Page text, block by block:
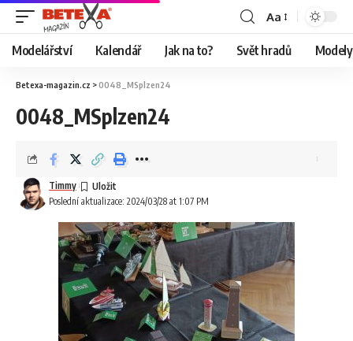
Aa
Modelářství Kalendář Jak na to? Svět hradů
Betexa-magazin.cz >0048_MSplzen24
0048_MSplzen24
Poslední aktualizace: 2024/03/28 at 1:07 PM
Timmy